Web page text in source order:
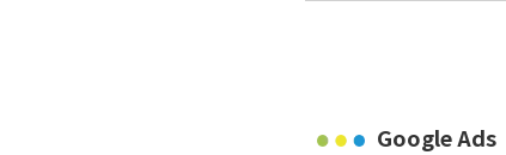
Google Ads